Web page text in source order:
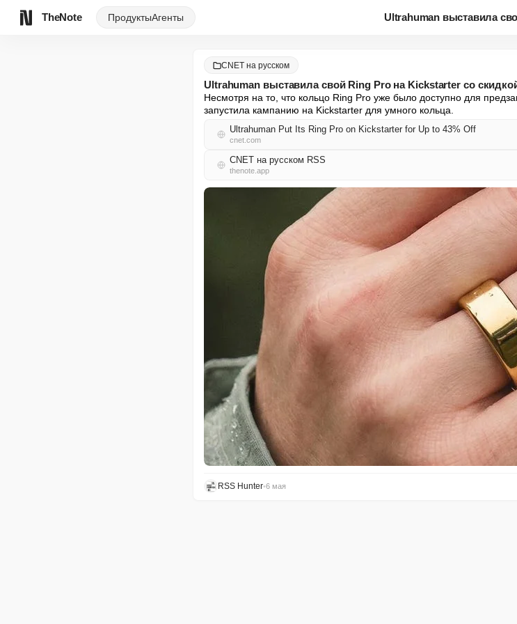
TheNote ПродуктыАгенты
CNET на русском
Ultrahuman выставила свой Ring Pro на Kickstarter со
Несмотря на то, что кольцо Ring Pro уже было доступно для
запустила кампанию на Kickstarter для умного кольца.
Ultrahuman Put Its Ring Pro on Kickstarter for Up to 43% Off
cnet.com
CNET на русском RSS
thenote.app
RSS Hunter•6 мая